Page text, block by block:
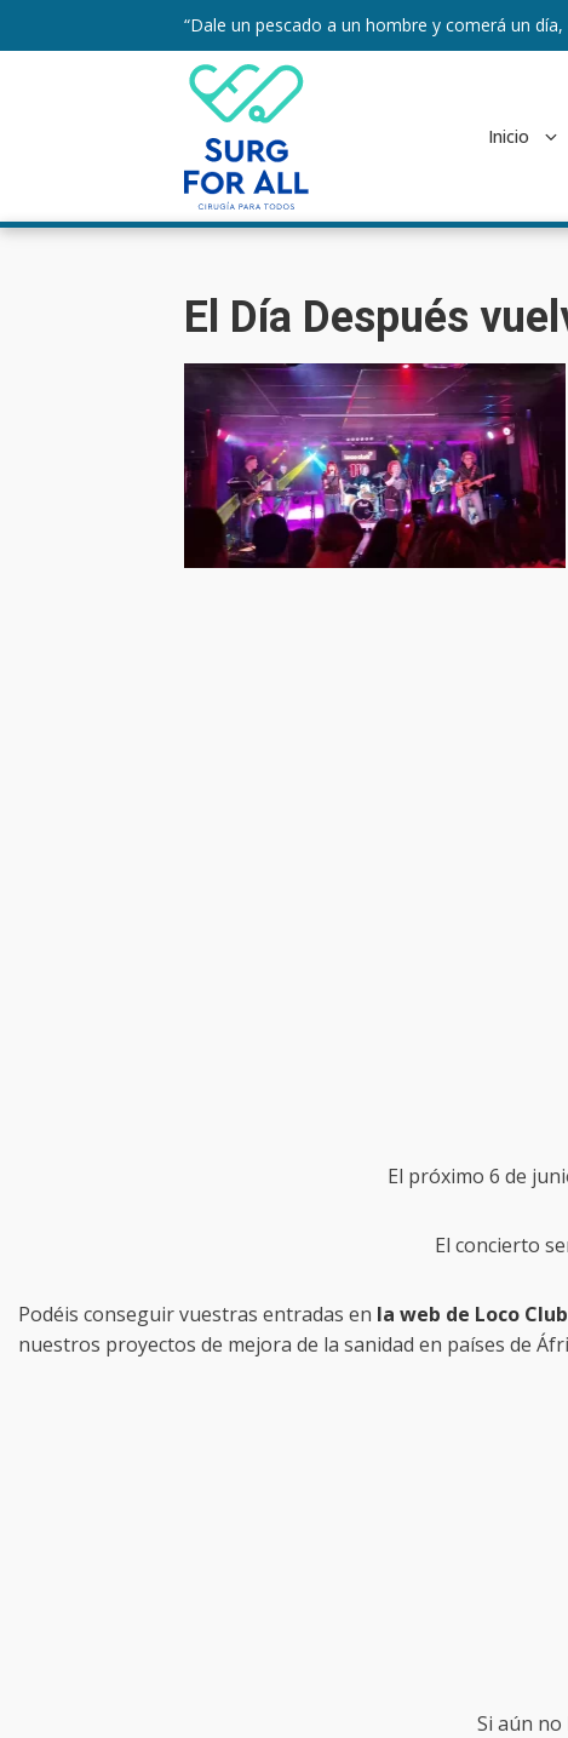
“Dale un pescado a un hombre y comerá un
Inicio
El Día Después
El próximo 6 de
El concierto
Podéis conseguir vuestras entradas en la web de Loco
nuestros proyectos de mejora de la sanidad en países de
Si aún no